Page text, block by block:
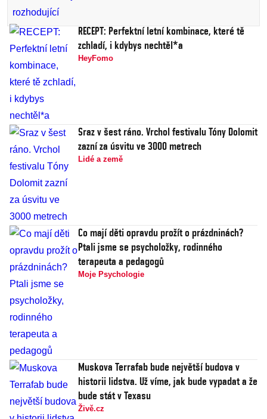
RECEPT: Perfektní letní kombinace, které tě
zchladí, i kdybys nechtěl*a
HeyFomo
Sraz v šest ráno. Vrchol festivalu Tóny Dolomit
zazní za úsvitu ve 3000 metrech
Lidé a země
Co mají děti opravdu prožít o prázdninách?
Ptali jsme se psycholožky, rodinného
terapeuta a pedagogů
Moje Psychologie
Muskova Terrafab bude největší budova v
historii lidstva. Už víme, jak bude vypadat a že
bude stát v Texasu
Živě.cz